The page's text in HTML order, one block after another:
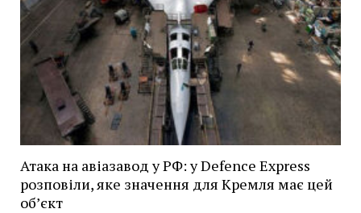
Атака на авіазавод у РФ: у Defence Express
розповіли, яке значення для Кремля має цей
об’єкт